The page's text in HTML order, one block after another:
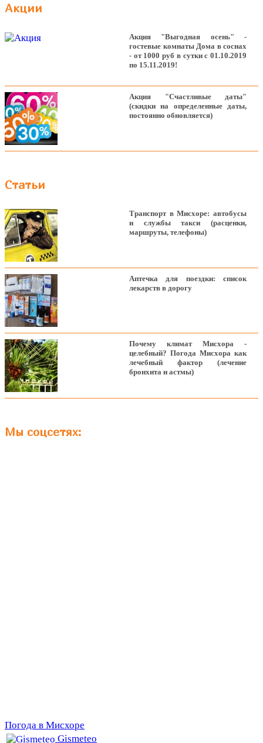
Акции
Акция "Выгодная осень" -
гостевые комнаты Дома в соснах
- от 1000 руб в сутки с 01.10.2019
по 15.11.2019!
Акция "Счастливые даты"
(скидки на определенные даты,
постоянно обновляется)
Статьи
Транспорт в Мисхоре: автобусы
и службы такси (расценки,
маршруты, телефоны)
Аптечка для поездки: список
лекарств в дорогу
Почему климат Мисхора -
целебный? Погода Мисхора как
лечебный фактор (лечение
бронхита и астмы)
Мы соцсетях:
Погода в Мисхоре
Gismeteo